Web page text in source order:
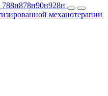
788н878н90н928н
механотерапии